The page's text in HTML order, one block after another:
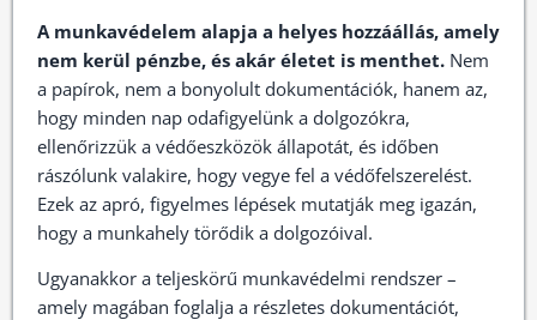
A munkavédelem alapja a helyes hozzáállás, amely
nem kerül pénzbe, és akár életet is menthet. Nem
a papírok, nem a bonyolult dokumentációk, hanem az,
hogy minden nap odafigyelünk a dolgozókra,
ellenőrizzük a védőeszközök állapotát, és időben
rászólunk valakire, hogy vegye fel a védőfelszerelést.
Ezek az apró, figyelmes lépések mutatják meg igazán,
hogy a munkahely törődik a dolgozóival.
Ugyanakkor a teljeskörű munkavédelmi rendszer –
amely magában foglalja a részletes dokumentációt,